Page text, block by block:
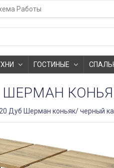
Работы
ГОСТИНЫЕ
ШЕРМАН
Дуб Шерман коньяк/ черный